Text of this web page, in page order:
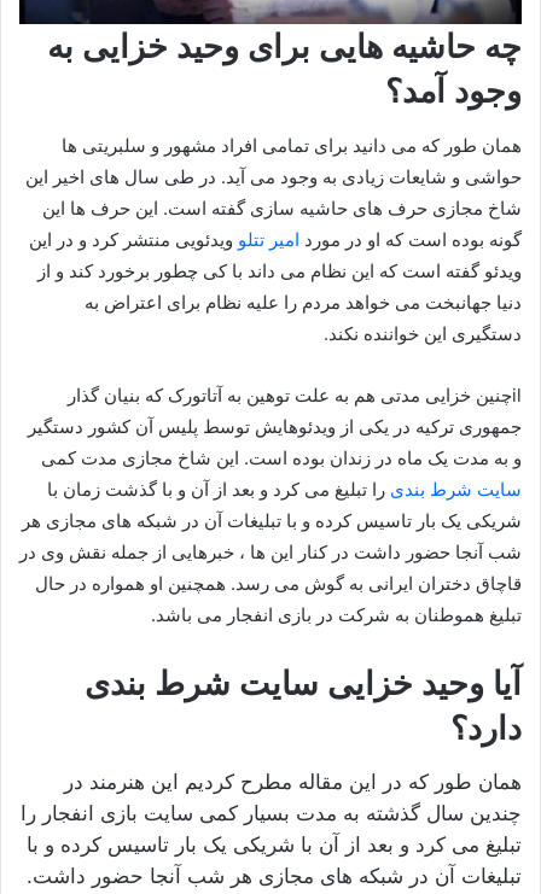
چه حاشیه هایی برای وحید خزایی به
وجود آمد؟
همان طور که می دانید برای تمامی افراد مشهور و سلبریتی ها
حواشی و شایعات زیادی به وجود می آید. در طی سال های اخیر این
شاخ مجازی حرف های حاشیه سازی گفته است. این حرف ها این
گونه بوده است که او در مورد امیر تتلو ویدئویی منتشر کرد و در این
ویدئو گفته است که این نظام می داند با کی چطور برخورد کند و از
دنیا جهانبخت می خواهد مردم را علیه نظام برای اعتراض به
دستگیری این خواننده نکند.
ilچنین خزایی مدتی هم به علت توهین به آتاتورک که بنیان گذار
جمهوری ترکیه در یکی از ویدئوهایش توسط پلیس آن کشور دستگیر
و به مدت یک ماه در زندان بوده است. این شاخ مجازی مدت کمی
سایت شرط بندی را تبلیغ می کرد و بعد از آن و با گذشت زمان با
شریکی یک بار تاسیس کرده و با تبلیغات آن در شبکه های مجازی هر
شب آنجا حضور داشت در کنار این ها ، خبرهایی از جمله نقش وی در
قاچاق دختران ایرانی به گوش می رسد. همچنین او همواره در حال
تبلیغ هموطنان به شرکت در بازی انفجار می باشد.
آیا وحید خزایی سایت شرط بندی
دارد؟
همان طور که در این مقاله مطرح کردیم این هنرمند در
چندین سال گذشته به مدت بسیار کمی سایت بازی انفجار را
تبلیغ می کرد و بعد از آن با شریکی یک بار تاسیس کرده و با
تبلیغات آن در شبکه های مجازی هر شب آنجا حضور داشت.